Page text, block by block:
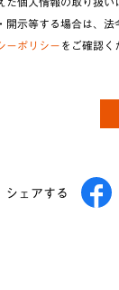
示等する場合は、法
ーポリシーをご確認く
シェアする